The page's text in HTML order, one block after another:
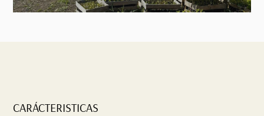
CARÁCTERISTICAS